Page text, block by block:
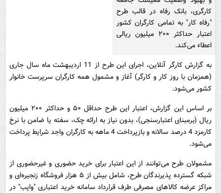
کارگری، بانک رفاه در قالب طرح
"رفاه کار" به تمامی کارگران کشور
اعتبار حداکثر ۲۰۰ میلیون ریالی
اعطاء می‌کند.
به گزارش کارگر آنلاین، اجرای این طرح از 11 اردیبهشت ماه سال جاری
(همزمان با روز کار و کارگر) آغاز و مشمول همه کارگران سرپرست خانوار
کشور می‌شود.
بر اساس این گزارش، اعتبار این طرح حداقل ۵۰ و حداکثر ۲۰۰ میلیون
ریال (برمبنای اعتبارسنجی)، بدون نیاز به ارائه چک، سفته یا ضامن با نرخ
کارمزد 4 درصد سالانه و بازپرداخت 4 ماهه به کارگران واجد شرایط پرداخت
می‌شود.
مشمولان طرح می‌توانند از این اعتبار برای خرید حضوری و غیرحضوری از
شبکه گسترده پذیرندگان طرح، شامل بیش از ۵ هزار فروشگاه زنجیره‌ای و
مراکز عرضه کالاهای مصرفی طرف قرارداد سامانه خرید اعتباری "وایب" در